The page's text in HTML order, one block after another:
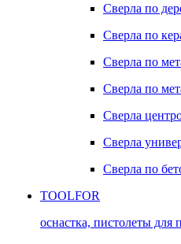
Сверла по
Сверла по
Сверла по
Сверла по
Сверла
Сверла
Сверла по
TOOLFOR
оснастка, пистолеты для